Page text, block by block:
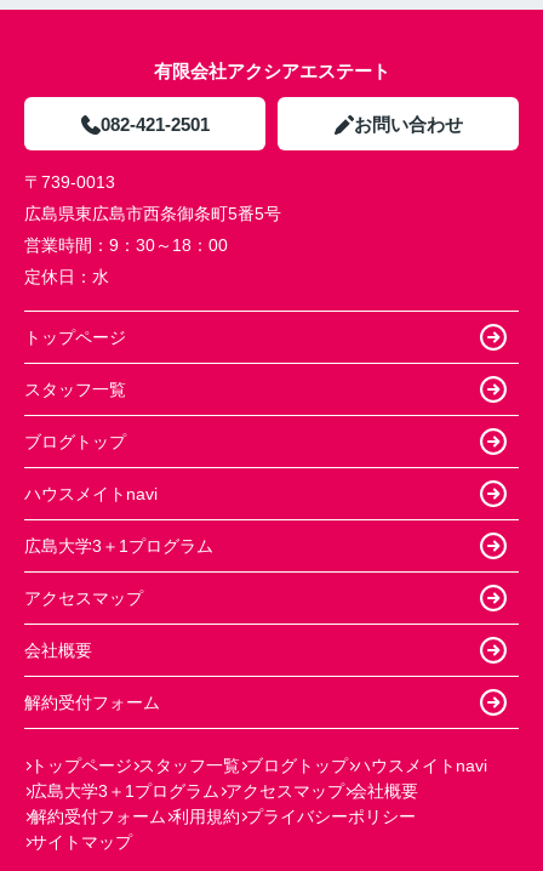
有限会社アクシアエステート
082-421-2501 お問い合わせ
〒739-0013
広島県東広島市西条御条町5番5号
営業時間： 9：30～18：00
定休日： 水
トップページ
スタッフ一覧
ブログトップ
ハウスメイトnavi
広島大学3＋1プログラム
アクセスマップ
会社概要
解約受付フォーム
トップページ スタッフ一覧 ブログトップ ハウスメイトnavi
広島大学3＋1プログラム アクセスマップ 会社概要
解約受付フォーム 利用規約 プライバシーポリシー
サイトマップ